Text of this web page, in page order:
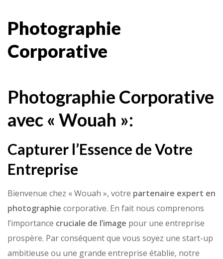
Photographie
Corporative
Photographie Corporative
avec « Wouah »:
Capturer l’Essence de Votre
Entreprise
Bienvenue chez « Wouah », votre partenaire expert en
photographie corporative. En fait nous comprenons
l’importance cruciale de l’image pour une entreprise
prospère. Par conséquent que vous soyez une start-up
ambitieuse ou une grande entreprise établie, notre